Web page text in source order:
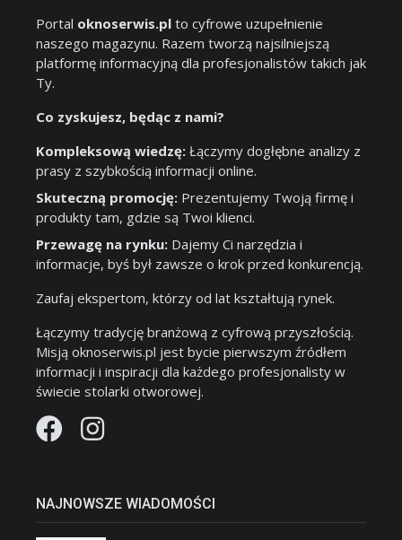
Portal oknoserwis.pl to cyfrowe uzupełnienie
naszego magazynu. Razem tworzą najsilniejszą
platformę informacyjną dla profesjonalistów takich jak
Ty.
Co zyskujesz, będąc z nami?
Kompleksową wiedzę: Łączymy dogłębne analizy z
prasy z szybkością informacji online.
Skuteczną promocję: Prezentujemy Twoją firmę i
produkty tam, gdzie są Twoi klienci.
Przewagę na rynku: Dajemy Ci narzędzia i
informacje, byś był zawsze o krok przed konkurencją.
Zaufaj ekspertom, którzy od lat kształtują rynek.
Łączymy tradycję branżową z cyfrową przyszłością.
Misją oknoserwis.pl jest bycie pierwszym źródłem
informacji i inspiracji dla każdego profesjonalisty w
świecie stolarki otworowej.
NAJNOWSZE WIADOMOŚCI